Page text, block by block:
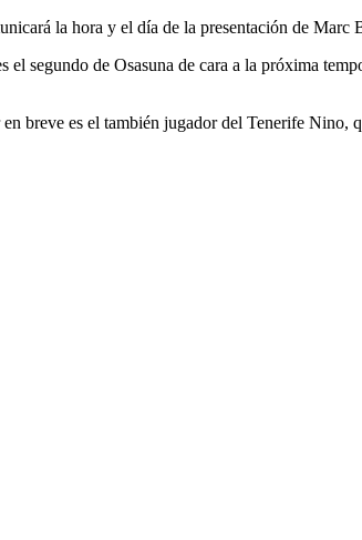
la hora y el día de la presentación de
el segundo de Osasuna de cara a la próxima
breve es el también jugador del Tenerife Nino,